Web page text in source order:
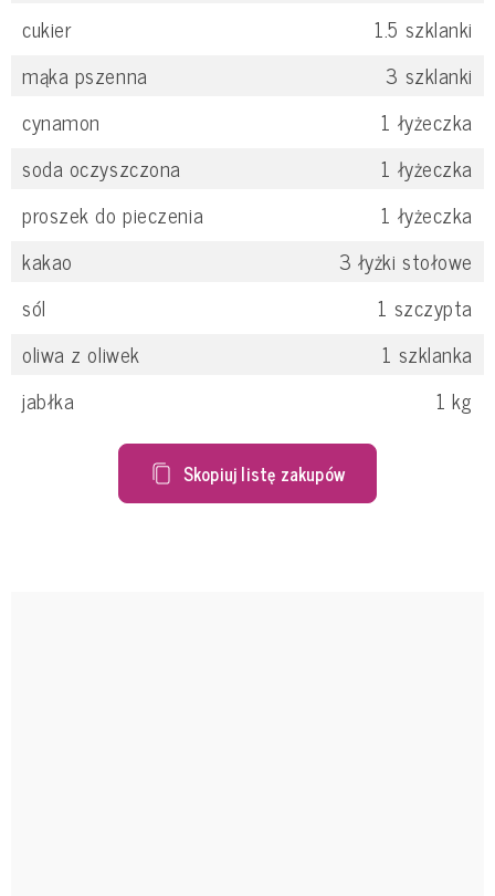
cukier
1.5 szklanki
mąka pszenna
3 szklanki
cynamon
1 łyżeczka
soda oczyszczona
1 łyżeczka
proszek do pieczenia
1 łyżeczka
kakao
3 łyżki stołowe
sól
1 szczypta
oliwa z oliwek
1 szklanka
jabłka
1 kg
Skopiuj listę zakupów